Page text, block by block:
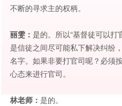
不断的寻求主的权柄。
丽雯： 是的。所以“基督徒可以打
是信徒之间尽可能私下解决纠纷
名字。如果非要打官司呢？必须
心态来进行官司。
林老师： 是的。